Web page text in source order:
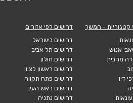
קטגוריות - המשך
אנוש
מהבית
דין
דרושים לפי אזורים
דרושים בישראל
דרושים תל אביב
דרושים חולון
דרושים ראשון לציון
דרושים פתח תקווה
דרושים ראש העין
דרושים נתניה